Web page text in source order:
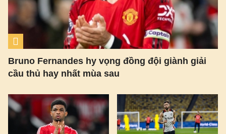
Bruno Fernandes hy vọng đồng đội giành giải
cầu thủ hay nhất mùa sau